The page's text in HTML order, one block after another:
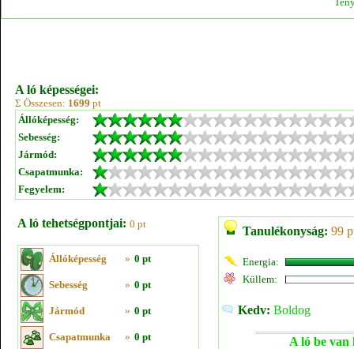
A ló képességei:
Σ Összesen: 1699 pt
Állóképesség:
Sebesség:
Jármód:
Csapatmunka:
Fegyelem:
A ló tehetségpontjai: 0 pt
Állóképesség » 0 pt
Sebesség » 0 pt
Jármód » 0 pt
Csapatmunka » 0 pt
Tanulékonyság: 99
Energia:
Küllem:
Kedv: Boldog
A ló be van